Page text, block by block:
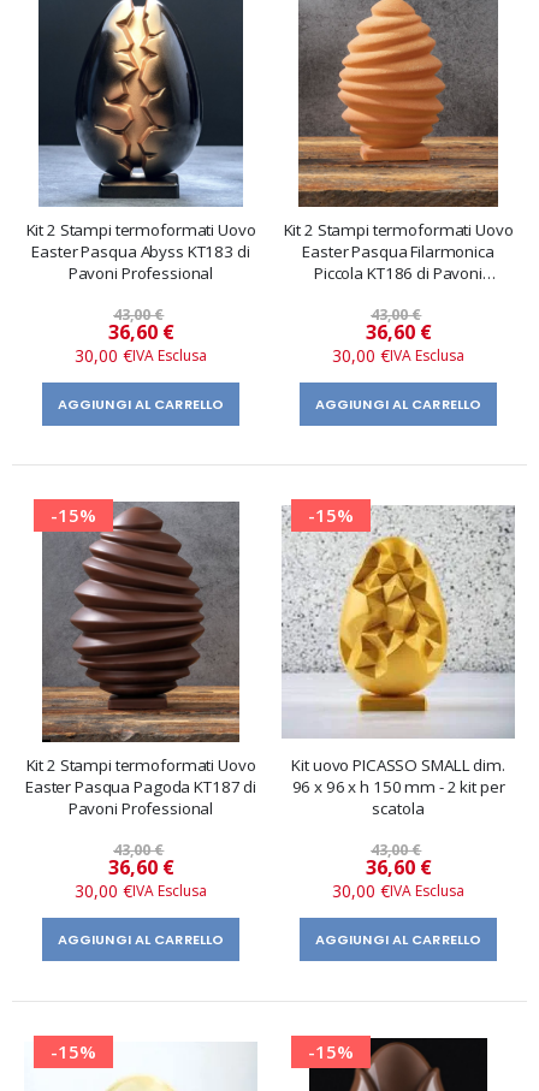
Kit 2 Stampi termoformati Uovo
Easter Pasqua Abyss KT183 di
Pavoni Professional
43,00 €
Prezzo
speciale
36,60 €
30,00 €
AGGIUNGI AL CARRELLO
Kit 2 Stampi termoformati Uovo
Easter Pasqua Filarmonica
Piccola KT186 di Pavoni
43,00 €
Prezzo
speciale
36,60 €
30,00 €
AGGIUNGI AL CARRELLO
-15%
Kit 2 Stampi termoformati Uovo
Easter Pasqua Pagoda KT187 di
Pavoni Professional
43,00 €
Prezzo
speciale
36,60 €
30,00 €
AGGIUNGI AL CARRELLO
-15%
Kit uovo PICASSO SMALL dim.
96 x 96 x h 150 mm - 2 kit per
scatola
43,00 €
Prezzo
speciale
36,60 €
30,00 €
AGGIUNGI AL CARRELLO
-15% -15%